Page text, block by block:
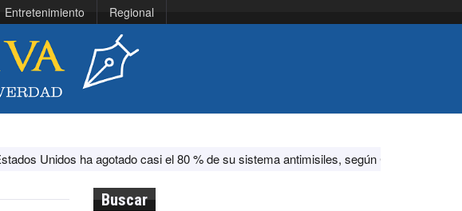
Entretenimiento Regional
casi el 80 % de su sistema antimisiles, según CNN EEUU dice haber
Buscar